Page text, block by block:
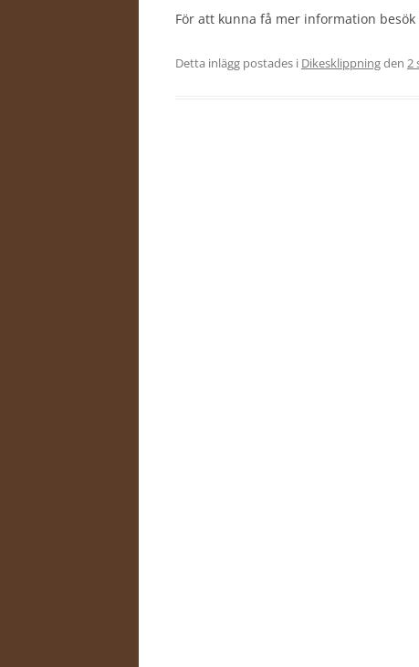
För att kunna få mer information besök
Detta inlägg postades i Dikesklippningden 2